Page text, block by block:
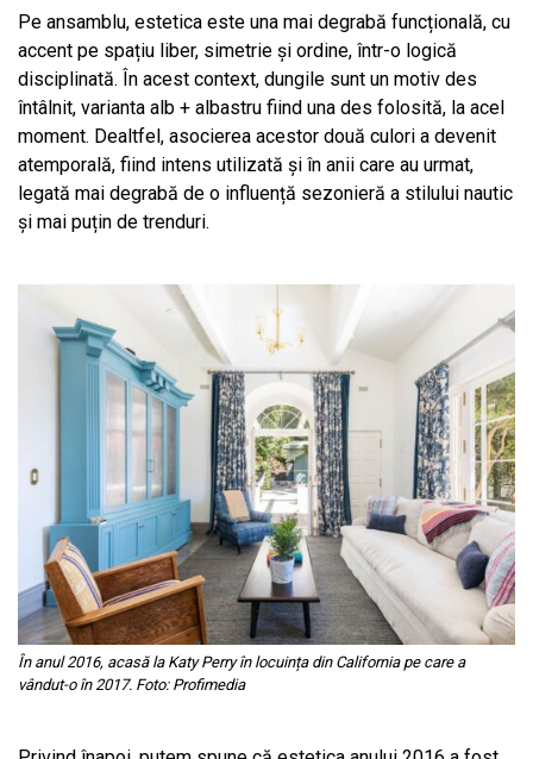
Pe ansamblu, estetica este una mai degrabă funcțională, cu
accent pe spațiu liber, simetrie și ordine, într-o logică
disciplinată. În acest context, dungile sunt un motiv des
întâlnit, varianta alb + albastru fiind una des folosită, la acel
moment. Dealtfel, asocierea acestor două culori a devenit
atemporală, fiind intens utilizată și în anii care au urmat,
legată mai degrabă de o influență sezonieră a stilului nautic
și mai puțin de trenduri.
În anul 2016, acasă la Katy Perry în locuința din California pe care a
vândut-o în 2017. Foto: Profimedia